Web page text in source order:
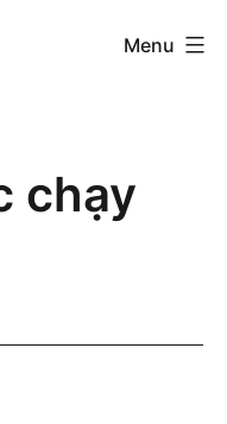
Menu
chạy